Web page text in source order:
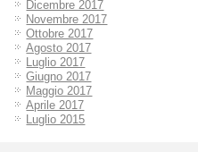
Dicembre 2017
Novembre 2017
Ottobre 2017
Agosto 2017
Luglio 2017
Giugno 2017
Maggio 2017
Aprile 2017
Luglio 2015